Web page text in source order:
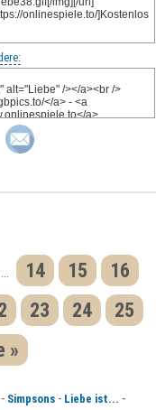
14 15
16
23 24
25
»
- Simpsons- Liebe ist... -